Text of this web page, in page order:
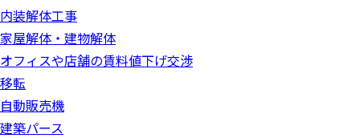
内装解体工事
家屋解体・建物解体
オフィスや店舗の賃料値下げ交渉
移転
自動販売機
建築パース